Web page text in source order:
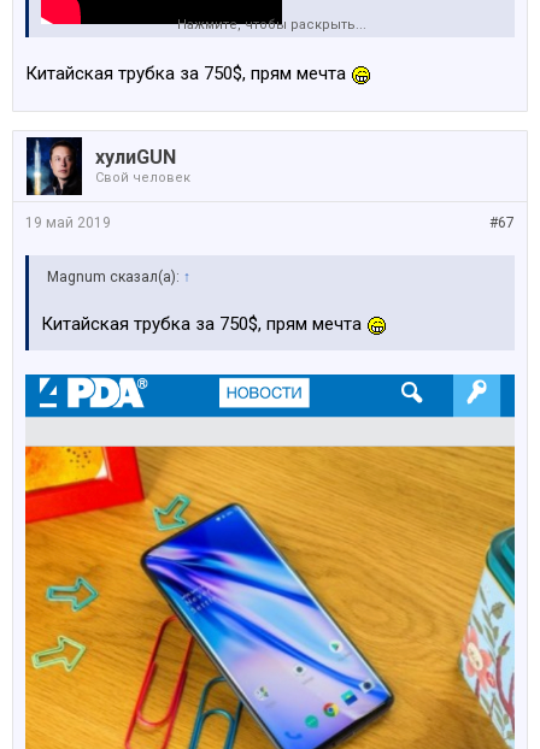
Нажмите, чтобы раскрыть...
Китайская трубка за 750$, прям мечта
хулиGUN
Свой человек
#67
19 май 2019
Magnum сказал(а): ↑
Китайская трубка за 750$, прям мечта